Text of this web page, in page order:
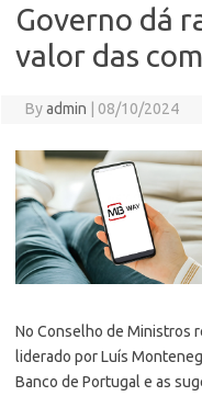
Governo dá
valor das
Byadmin 08/10/2024
No Conselho de Ministros
liderado por Luís
Banco de Portugal e as